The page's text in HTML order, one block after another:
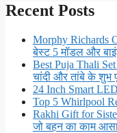
Recent Posts
Morphy Richards
बेस्ट 5 मॉडल और
Best Puja Thali
चांदी और तांबे के शुभ
24 Inch Smart
Top 5 Whirlpool
Rakhi Gift for
जो बहन का काम